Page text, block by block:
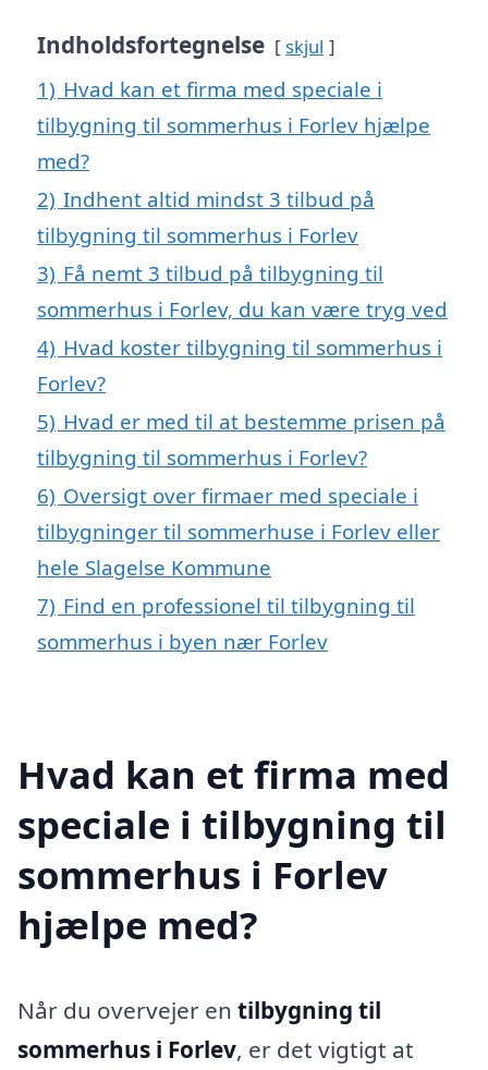
Indholdsfortegnelse skjul
1) Hvad kan et firma med speciale i
tilbygning til sommerhus i Forlev hjælpe
med?
2) Indhent altid mindst 3 tilbud på
tilbygning til sommerhus i Forlev
3) Få nemt 3 tilbud på tilbygning til
sommerhus i Forlev, du kan være tryg ved
4) Hvad koster tilbygning til sommerhus i
Forlev?
5) Hvad er med til at bestemme prisen på
tilbygning til sommerhus i Forlev?
6) Oversigt over firmaer med speciale i
tilbygninger til sommerhuse i Forlev eller
hele Slagelse Kommune
7) Find en professionel til tilbygning til
sommerhus i byen nær Forlev
Hvad kan et firma med
speciale i tilbygning til
sommerhus i Forlev
hjælpe med?
Når du overvejer en tilbygning til
sommerhus i Forlev, er det vigtigt at